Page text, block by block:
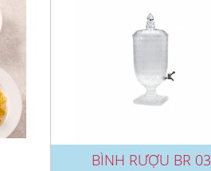
BÌNH RƯỢU BR 03